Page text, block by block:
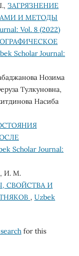
ЗАГРЯЗНЕНИЕ
И МЕТОДЫ
Vol. 8 (2022)
Scholar Journal:
Нозима
Тулкуновна,
Насиба
Scholar Journal:
И. М.
СВОЙСТВА И
, Uzbek
for this